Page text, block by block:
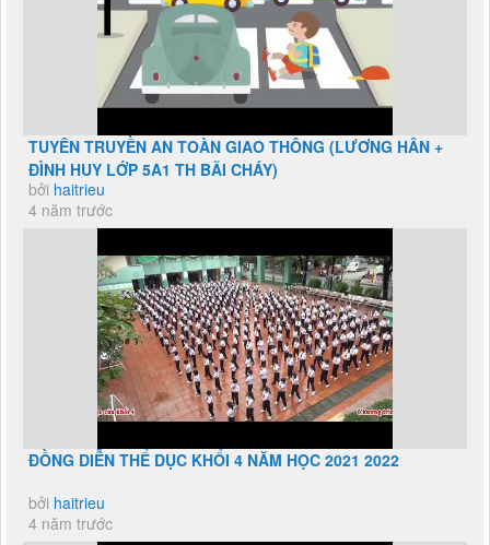
TUYÊN TRUYỀN AN TOÀN GIAO THÔNG (LƯƠNG HÂN +
ĐÌNH HUY LỚP 5A1 TH BÃI CHÁY)
bởi haitrieu
4 năm trước
ĐỒNG DIỄN THỂ DỤC KHỔI 4 NĂM HỌC 2021 2022
bởi haitrieu
4 năm trước